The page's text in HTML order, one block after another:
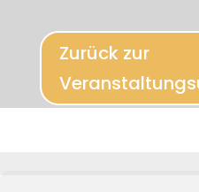
Zurück zur